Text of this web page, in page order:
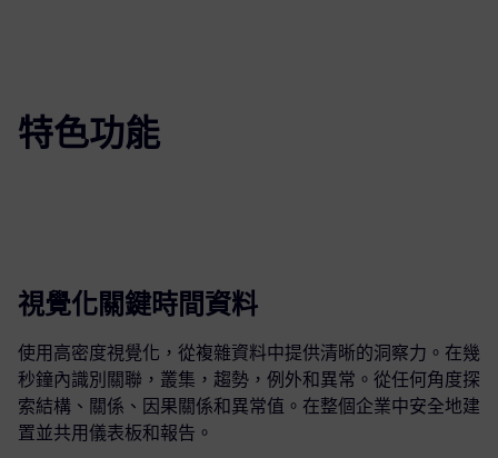
特色功能
視覺化關鍵時間資料
使用高密度視覺化，從複雜資料中提供清晰的洞察力。在幾
秒鐘內識別關聯，叢集，趨勢，例外和異常。從任何角度探
索結構、關係、因果關係和異常值。在整個企業中安全地建
置並共用儀表板和報告。